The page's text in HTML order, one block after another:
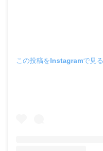
この投稿をInstagramで見る